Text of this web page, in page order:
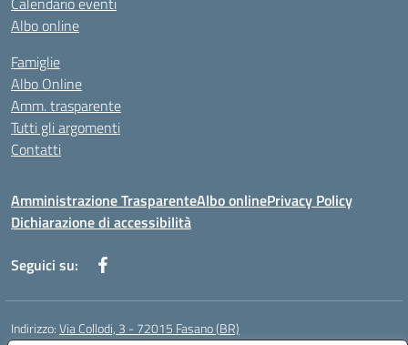
Albo online
Famiglie
Albo Online
Amm. trasparente
Tutti gli argomenti
Contatti
Amministrazione TrasparenteAlbo onlinePrivacy Policy
Dichiarazione di accessibilità
Seguici su:
Indirizzo:Via Collodi, 3 - 72015 Fasano (BR)